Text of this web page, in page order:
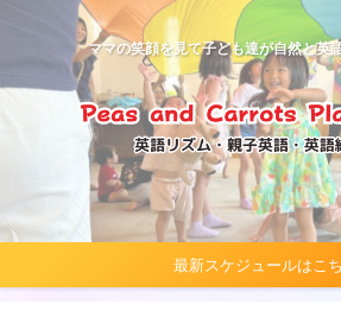
ママの笑顔を見て子ども達が自然と英
最新スケジュールはこ